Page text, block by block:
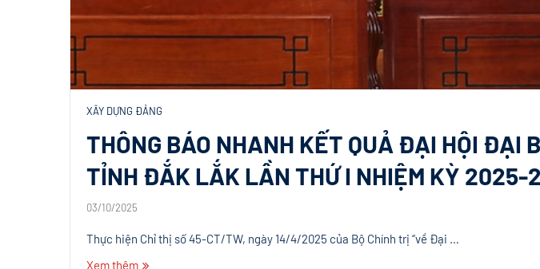
XÂY DỰNG ĐẢNG
THÔNG BÁO NHANH KẾT QUẢ ĐẠI HỘI ĐẠI
TỈNH ĐẮK LẮK LẦN THỨ I NHIỆM KỲ 2025-
03/10/2025
Thực hiện Chỉ thị số 45-CT/TW, ngày 14/4/2025 của Bộ Chính trị “về Đại …
Xem thêm